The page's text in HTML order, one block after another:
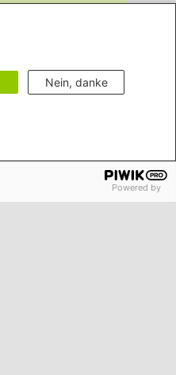
Nein, danke
Powered by